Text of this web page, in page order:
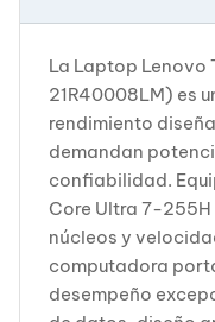
Gabinetes de Discos
Discos Duros Externos
Discos Duros para
Discos Duros para
Discos Duros para
Accesorios para SSD
Gabinetes para SSD
Almacenamiento MSA
Discos Duros
Discos Duros
Monitores
La Laptop Lenovo
21R40008LM) es
rendimiento
demandan
confiabilidad.
Core Ultra 7-255H
núcleos y
computadora
desempeño